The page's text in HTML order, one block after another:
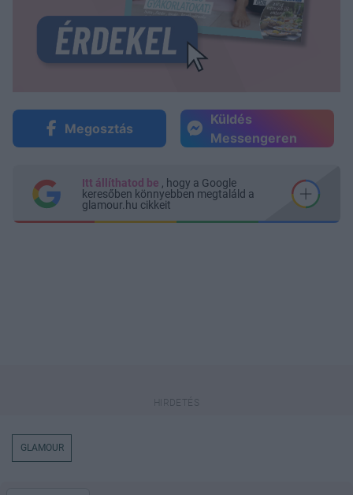
Megosztás
Küldés
Messengeren
Itt állíthatod be , hogy a Google
keresőben könnyebben megtaláld a
glamour.hu cikkeit
GLAMOUR